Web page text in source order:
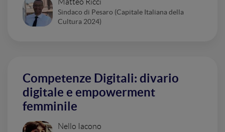
Matteo Ricci
Sindaco di Pesaro (Capitale Italiana della
Cultura 2024)
Competenze Digitali: divario
digitale e empowerment
femminile
Nello Iacono